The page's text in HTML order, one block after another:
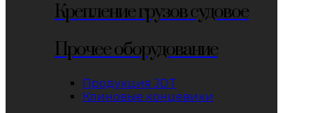
Крепление грузов судовое
Прочее оборудование
Продукция JDT
Клиновые концевики